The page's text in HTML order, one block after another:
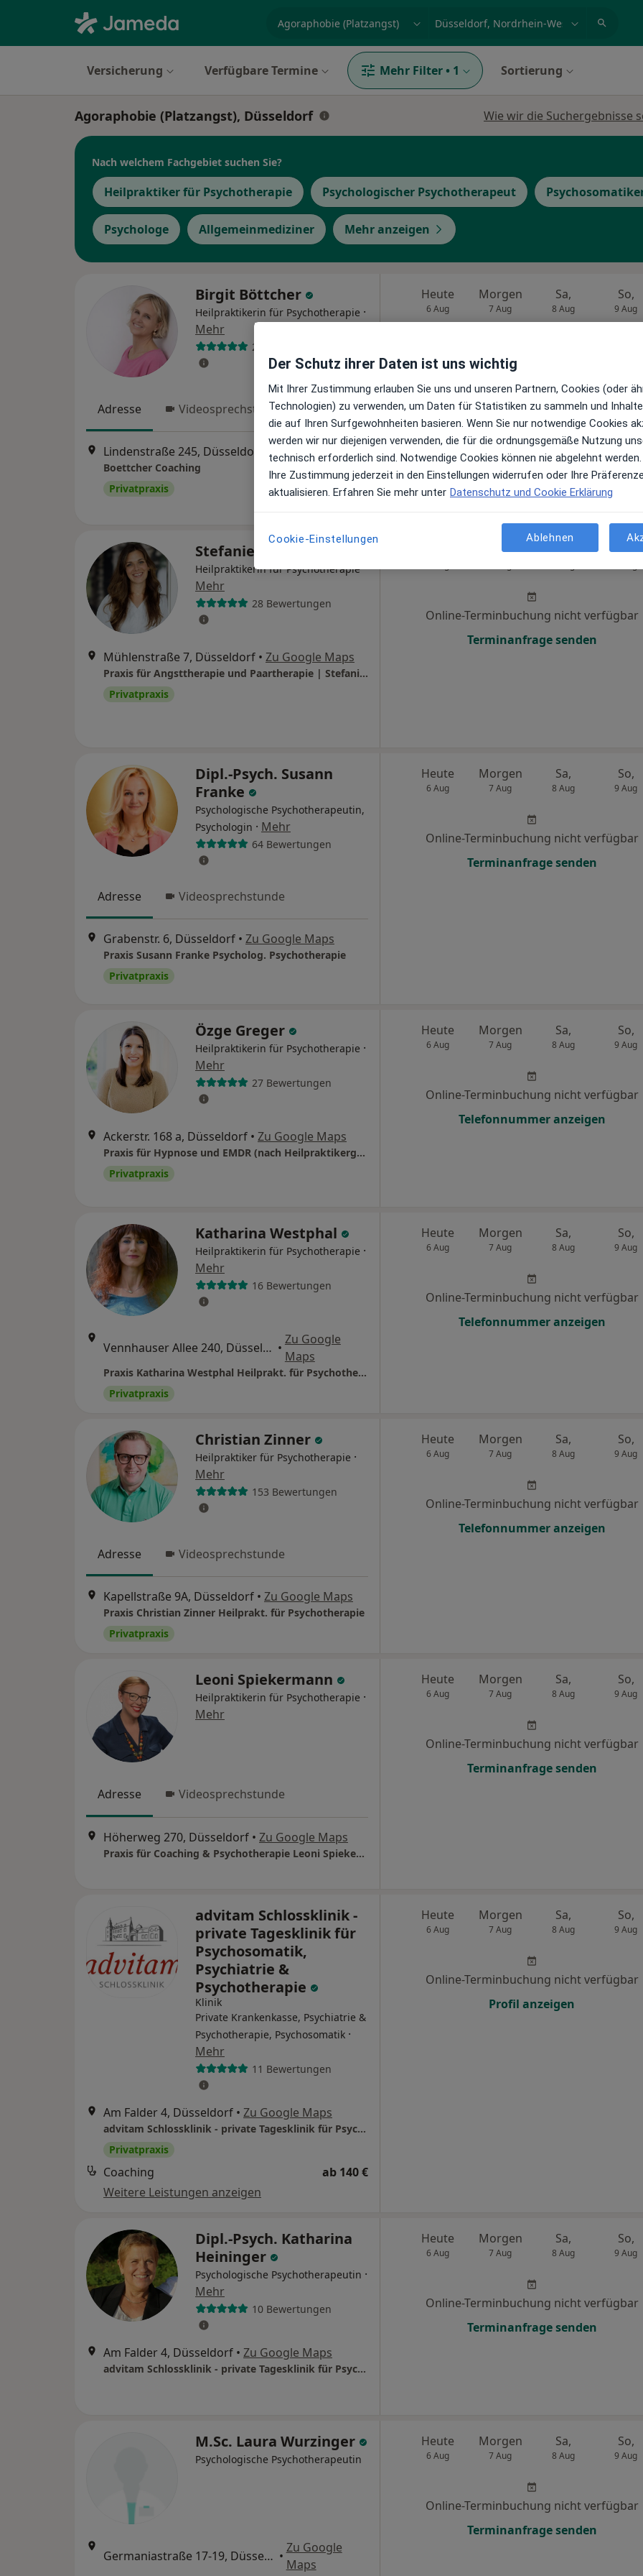
Versicherung Verfügbare Termine Mehr Filter • 1 Sortierung
Agoraphobie (Platzangst), Düsseldorf Wie wir die Suchergebnisse
Nach welchem Fachgebiet suchen Sie?
Heilpraktiker für Psychotherapie Psychologischer Psychotherapeut
Psychologe Allgemeinmediziner Mehr anzeigen
Birgit Böttcher
Heilpraktikerin für Psychotherapie ·
Mehr
201 Bewertungen
Adresse Videosprechstunde
Lindenstraße 245, Düsseldorf • Zu Google Maps
Boettcher Coaching
Privatpraxis
Heute
6 Aug
Morgen
7 Aug
Sa,
8 Aug
So,
9 Aug
Online-Terminbuchung nicht verfügbar
Terminanfrage senden
Stefanie Fronert
Heilpraktikerin für Psychotherapie·
Mehr
28 Bewertungen
Mühlenstraße 7, Düsseldorf • Zu Google Maps
Praxis für Angsttherapie und Paartherapie | Stefanie Fronert
Privatpraxis
Morgen Sa, So,
Online-Terminbuchung nicht verfügbar
Terminanfrage senden
Dipl.-Psych. Susann
Franke
Psychologische Psychotherapeutin,
Psychologin · Mehr
64 Bewertungen
Adresse Videosprechstunde
Grabenstr. 6, Düsseldorf • Zu Google Maps
Praxis Susann Franke Psycholog. Psychotherapie
Privatpraxis
Heute
6 Aug
Morgen
7 Aug
Sa,
8 Aug
So,
9 Aug
Online-Terminbuchung nicht verfügbar
Terminanfrage senden
Özge Greger
Heilpraktikerin für Psychotherapie ·
Mehr
27 Bewertungen
Ackerstr. 168 a, Düsseldorf • Zu Google Maps
Praxis für Hypnose und EMDR (nach Heilpraktikergesetz)
Privatpraxis
Heute
6 Aug
Morgen
7 Aug
Sa,
8 Aug
So,
9 Aug
Online-Terminbuchung nicht verfügbar
Telefonnummer anzeigen
Katharina Westphal
Heilpraktikerin für Psychotherapie ·
Mehr
16 Bewertungen
Vennhauser Allee 240, Düsseldorf •
Zu Google
Maps
Praxis Katharina Westphal Heilprakt. für Psychotherapie
Privatpraxis
Heute
6 Aug
Morgen
7 Aug
Sa,
8 Aug
So,
9 Aug
Online-Terminbuchung nicht verfügbar
Telefonnummer anzeigen
Christian Zinner
Heilpraktiker für Psychotherapie ·
Mehr
153 Bewertungen
Adresse Videosprechstunde
Kapellstraße 9A, Düsseldorf • Zu Google Maps
Praxis Christian Zinner Heilprakt. für Psychotherapie
Privatpraxis
Heute
6 Aug
Morgen
7 Aug
Sa,
8 Aug
So,
9 Aug
Online-Terminbuchung nicht verfügbar
Telefonnummer anzeigen
Leoni Spiekermann
Heilpraktikerin für Psychotherapie ·
Mehr
Adresse Videosprechstunde
Höherweg 270, Düsseldorf • Zu Google Maps
Praxis für Coaching & Psychotherapie Leoni Spiekermann c/o Therapy Loft
Heute
6 Aug
Morgen
7 Aug
Sa,
8 Aug
So,
9 Aug
Online-Terminbuchung nicht verfügbar
Terminanfrage senden
advitam Schlossklinik -
private Tagesklinik für
Psychosomatik,
Psychiatrie &
Psychotherapie
Klinik
Private Krankenkasse, Psychiatrie &
Psychotherapie, Psychosomatik ·
Mehr
11 Bewertungen
Am Falder 4, Düsseldorf • Zu Google Maps
advitam Schlossklinik - private Tagesklinik für Psychosomatik, Psychiatrie & Psychotherapie
Privatpraxis
Coaching
ab 140 €
Weitere Leistungen anzeigen
Heute
6 Aug
Morgen
7 Aug
Sa,
8 Aug
So,
9 Aug
Online-Terminbuchung nicht verfügbar
Profil anzeigen
Dipl.-Psych. Katharina
Heininger
Psychologische Psychotherapeutin ·
Mehr
10 Bewertungen
Am Falder 4, Düsseldorf • Zu Google Maps
advitam Schlossklinik - private Tagesklinik für Psychosomatik, Psychiatrie & Psychotherapie
Heute
6 Aug
Morgen
7 Aug
Sa,
8 Aug
So,
9 Aug
Online-Terminbuchung nicht verfügbar
Terminanfrage senden
M.Sc. Laura Wurzinger
Psychologische Psychotherapeutin
Germaniastraße 17-19, Düsseldorf •
Zu Google
Maps
Heute
6 Aug
Morgen
7 Aug
Sa,
8 Aug
So,
9 Aug
Online-Terminbuchung nicht verfügbar
Terminanfrage senden
Der Schutz ihrer Daten ist uns wichtig
Mit Ihrer Zustimmung erlauben Sie uns und unseren Partnern, Cookies (oder
Technologien) zu verwenden, um Daten für Statistiken zu sammeln und
die auf Ihren Surfgewohnheiten basieren. Wenn Sie nur notwendige Cookies
werden wir nur diejenigen verwenden, die für die ordnungsgemäße Nutzung
technisch erforderlich sind. Notwendige Cookies können nie abgelehnt werden.
Ihre Zustimmung jederzeit in den Einstellungen widerrufen oder Ihre
aktualisieren. Erfahren Sie mehr unter Datenschutz und Cookie Erklärung
Cookie-Einstellungen Ablehnen